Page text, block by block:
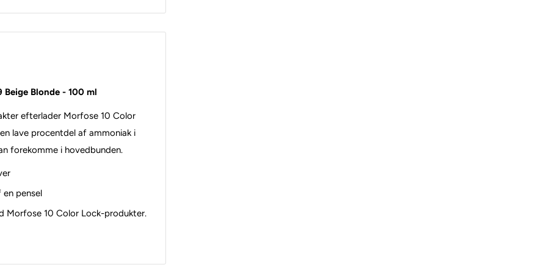
Beige Blonde - 100 ml
efterlader Morfose 10 Color
lave procentdel af ammoniak i
forekomme i hovedbunden.
pensel
Morfose 10 Color Lock-produkter.